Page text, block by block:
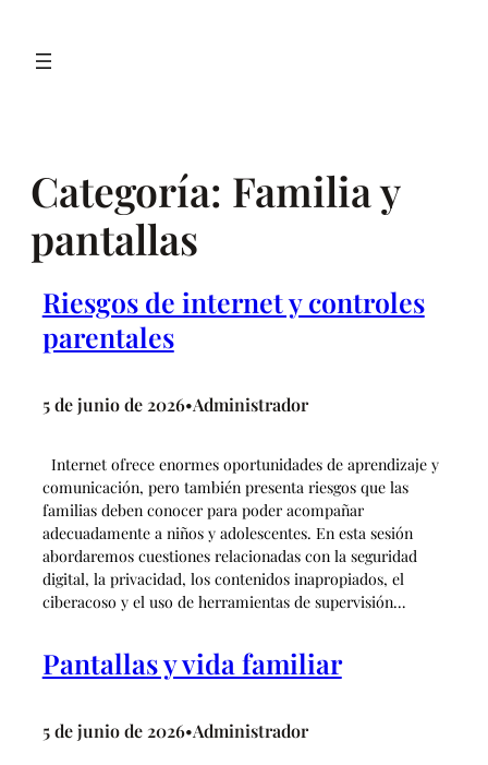
contenido
Categoría: Familia y
pantallas
Riesgos de internet y controles
parentales
5 de junio de 2026•Administrador
Internet ofrece enormes oportunidades de aprendizaje y
comunicación, pero también presenta riesgos que las
familias deben conocer para poder acompañar
adecuadamente a niños y adolescentes. En esta sesión
abordaremos cuestiones relacionadas con la seguridad
digital, la privacidad, los contenidos inapropiados, el
ciberacoso y el uso de herramientas de supervisión…
Pantallas y vida familiar
5 de junio de 2026•Administrador